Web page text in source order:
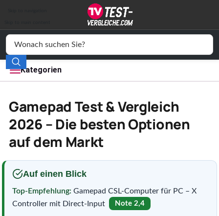
Kategorien
Elektronik
Freizeit
Wohnen
Service
Gamepad Test & Vergleich
2026 – Die besten Optionen
auf dem Markt
Auf einen Blick
Top-Empfehlung: Gamepad CSL-Computer für PC – X
Controller mit Direct-Input
Note 2,4